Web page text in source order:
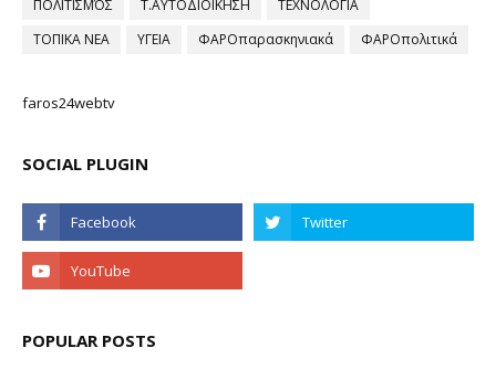
ΠΟΛΙΤΙΣΜΌΣ
Τ.ΑΥΤΟΔΙΟΙΚΗΣΗ
ΤΕΧΝΟΛΟΓΙΑ
ΤΟΠΙΚΑ ΝΕΑ
ΥΓΕΙΑ ΦΑΡΟπαρασκηνιακά ΦΑΡΟπολιτικά
faros24webtv
SOCIAL PLUGIN
POPULAR POSTS